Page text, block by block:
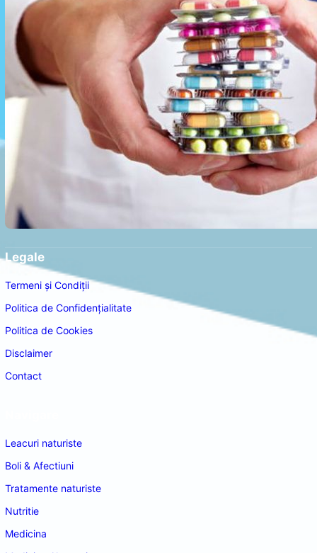
Legale
Termeni și Condiții
Politica de Confidențialitate
Politica de Cookies
Disclaimer
Contact
Leacuri naturiste
Boli & Afectiuni
Tratamente naturiste
Nutritie
Medicina